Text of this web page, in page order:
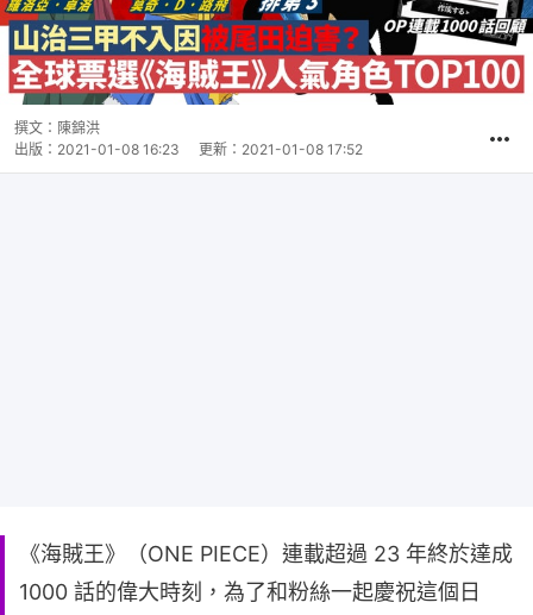
撰文： 陳錦洪
出版： 2021-01-08 16:23 更新： 2021-01-08 17:52
《海賊王》（ONE PIECE）連載超過 23 年終於達成
1000 話的偉大時刻，為了和粉絲一起慶祝這個日